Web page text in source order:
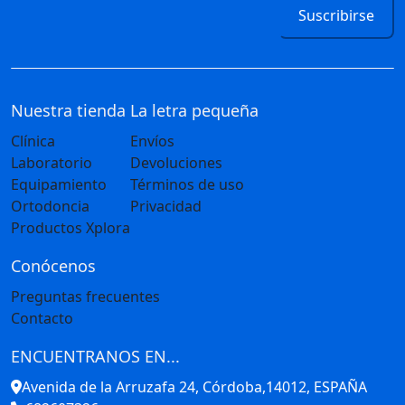
Suscribirse
Nuestra tienda
Clínica
Laboratorio
Equipamiento
Ortodoncia
Productos Xplora
La letra pequeña
Envíos
Devoluciones
Términos de uso
Privacidad
Conócenos
Preguntas frecuentes
Contacto
ENCUENTRANOS EN...
Avenida de la Arruzafa 24, Córdoba,14012, ESPAÑA